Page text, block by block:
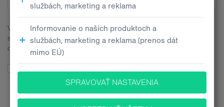
V súvislosti s odoslaním tohto kontaktného formulára budeme
spracúvať Vaše osobné údaje. Všetky bližšie informácie nájdete v
dokumente
Informačné memorandum ochrany osobných údajov
poskytovania informácií o produktoch, službách a inováciách za
rokov.